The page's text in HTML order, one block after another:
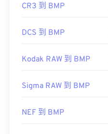
CR3 到 BMP
DCS 到 BMP
Kodak RAW 到 BMP
Sigma RAW 到 BMP
NEF 到 BMP